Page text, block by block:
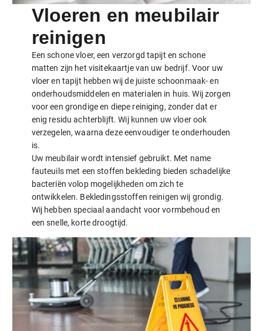
Vloeren en meubilair
reinigen
Een schone vloer, een verzorgd tapijt en schone
matten zijn het visitekaartje van uw bedrijf. Voor uw
vloer en tapijt hebben wij de juiste schoonmaak- en
onderhoudsmiddelen en materialen in huis. Wij zorgen
voor een grondige en diepe reiniging, zonder dat er
enig residu achterblijft. Wij kunnen uw vloer ook
verzegelen, waarna deze eenvoudiger te onderhouden
is.
Uw meubilair wordt intensief gebruikt. Met name
fauteuils met een stoffen bekleding bieden schadelijke
bacteriën volop mogelijkheden om zich te
ontwikkelen. Bekledingsstoffen reinigen wij grondig.
Wij hebben speciaal aandacht voor vormbehoud en
een snelle, korte droogtijd.